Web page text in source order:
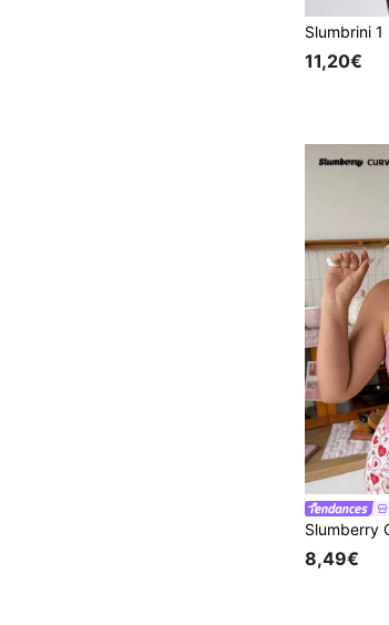
11,20€
8,49€